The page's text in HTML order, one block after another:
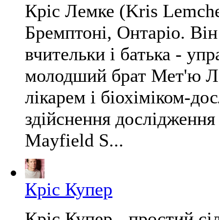
Кріс Лемке (Kris
Бремптоні, Онтаріо.
вчительки і батька -
молодший брат Мет'ю
лікарем і біохіміком-
здійснення дослідження
Mayfield S...
Кріс Купер